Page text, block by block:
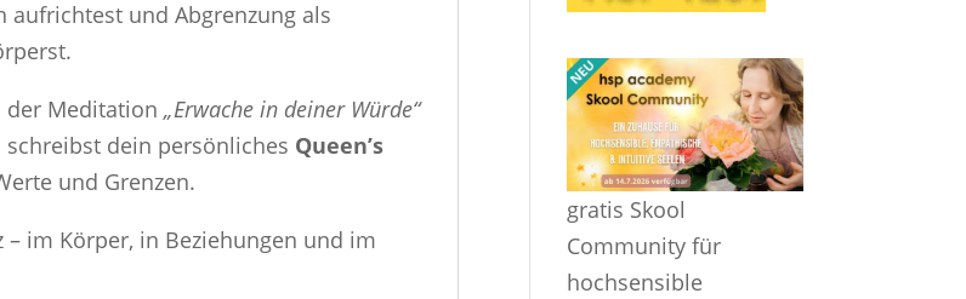
aufrichtest und Abgrenzung als
der Meditation„Erwache in deiner Würde“
dein persönliches Queen’s
und Grenzen.
im Körper, in Beziehungen und im
gratis Skool
Community für
hochsensible